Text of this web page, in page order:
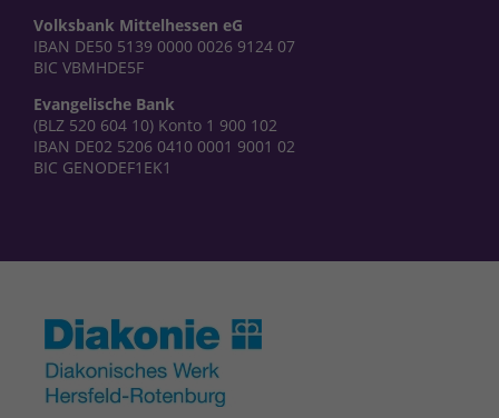
Volksbank Mittelhessen eG
IBAN DE50 5139 0000 0026 9124 07
BIC VBMHDE5F
Evangelische Bank
(BLZ 520 604 10) Konto 1 900 102
IBAN DE02 5206 0410 0001 9001 02
BIC GENODEF1EK1